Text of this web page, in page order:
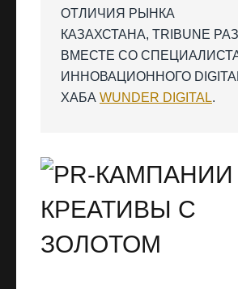
ОТЛИЧИЯ РЫНКА
КАЗАХСТАНА, TRIBUNE
ВМЕСТЕ СО
ИННОВАЦИОННОГО
ХАБА WUNDER DIGITAL.